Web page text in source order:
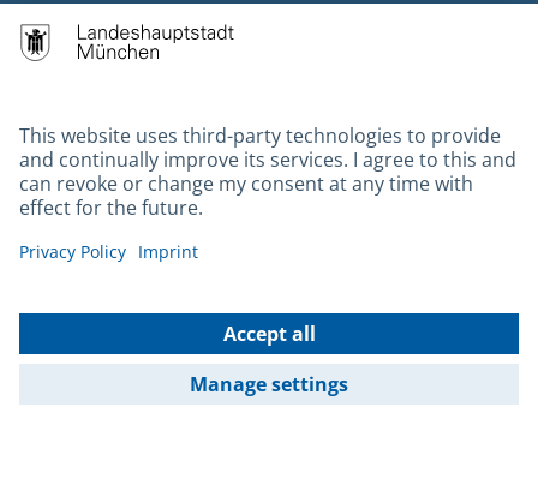
Hotels
Contact
Barrierefreiheit
Leichte Sprache
Gebärdensprache
Kontakt